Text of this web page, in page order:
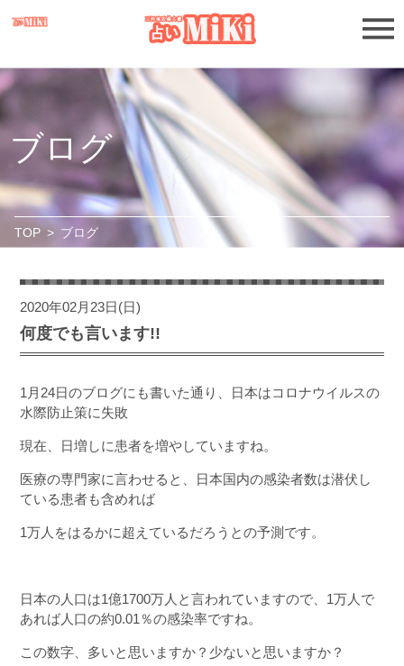
ブログ
TOP > ブログ
2020年02月23日(日)
何度でも言います!!
1月24日のブログにも書いた通り、日本はコロナウイルスの
水際防止策に失敗
現在、日増しに患者を増やしていますね。
医療の専門家に言わせると、日本国内の感染者数は潜伏し
ている患者も含めれば
1万人をはるかに超えているだろうとの予測です。
日本の人口は1億1700万人と言われていますので、1万人で
あれば人口の約0.01％の感染率ですね。
この数字、多いと思いますか？少ないと思いますか？